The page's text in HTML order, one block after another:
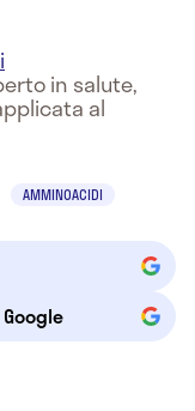
in salute,
al
AMMINOACIDI